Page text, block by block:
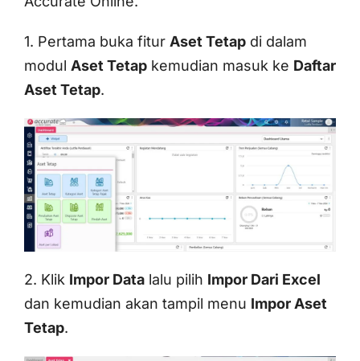
1. Pertama buka fitur Aset Tetap di dalam
modul Aset Tetap kemudian masuk ke Daftar
Aset Tetap.
2. Klik Impor Data lalu pilih Impor Dari Excel
dan kemudian akan tampil menu Impor Aset
Tetap.